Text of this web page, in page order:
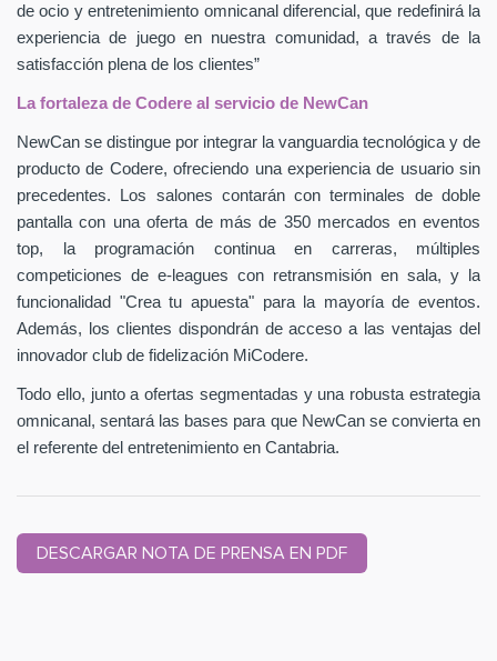
de ocio y entretenimiento omnicanal diferencial, que redefinirá la
experiencia de juego en nuestra comunidad, a través de la
satisfacción plena de los clientes”
La fortaleza de Codere al servicio de NewCan
NewCan se distingue por integrar la vanguardia tecnológica y de
producto de Codere, ofreciendo una experiencia de usuario sin
precedentes. Los salones contarán con terminales de doble
pantalla con una oferta de más de 350 mercados en eventos
top, la programación continua en carreras, múltiples
competiciones de e-leagues con retransmisión en sala, y la
funcionalidad "Crea tu apuesta" para la mayoría de eventos.
Además, los clientes dispondrán de acceso a las ventajas del
innovador club de fidelización MiCodere.
Todo ello, junto a ofertas segmentadas y una robusta estrategia
omnicanal, sentará las bases para que NewCan se convierta en
el referente del entretenimiento en Cantabria.
DESCARGAR NOTA DE PRENSA EN PDF